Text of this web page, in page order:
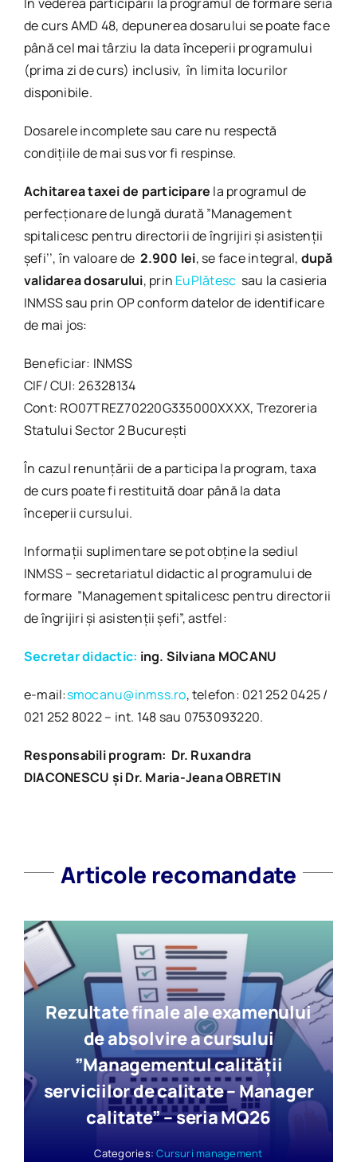
de curs AMD 48, depunerea dosarului se poate face
până cel mai târziu la data începerii programului
(prima zi de curs) inclusiv, în limita locurilor
disponibile.
Dosarele incomplete sau care nu respectă
condițiile de mai sus vor fi respinse.
Achitarea taxei de participare la programul de
perfecționare de lungă durată ”Management
spitalicesc pentru directorii de îngrijiri și asistenții
șefi’’, în valoare de 2.900 lei, se face integral, după
validarea dosarului, prin EuPlătesc sau la casieria
INMSS sau prin OP conform datelor de identificare
de mai jos:
Beneficiar: INMSS
CIF/ CUI: 26328134
Cont: RO07TREZ70220G335000XXXX, Trezoreria
Statului Sector 2 Bucureşti
În cazul renunţării de a participa la program, taxa
de curs poate fi restituită doar până la data
începerii cursului.
Informaţii suplimentare se pot obţine la sediul
INMSS – secretariatul didactic al programului de
formare ”Management spitalicesc pentru directorii
de îngrijiri şi asistenţii şefi”, astfel:
Secretar didactic: ing. Silviana MOCANU
e-mail:smocanu@inmss.ro, telefon: 021 252 0425 /
021 252 8022 – int. 148 sau 0753093220.
Responsabili program: Dr. Ruxandra
DIACONESCU și Dr. Maria-Jeana OBRETIN
Articole recomandate
Rezultate finale ale examenului
de absolvire a cursului
”Managementul calității
serviciilor de calitate – Manager
calitate” – seria MQ26
Categories:Cursuri management